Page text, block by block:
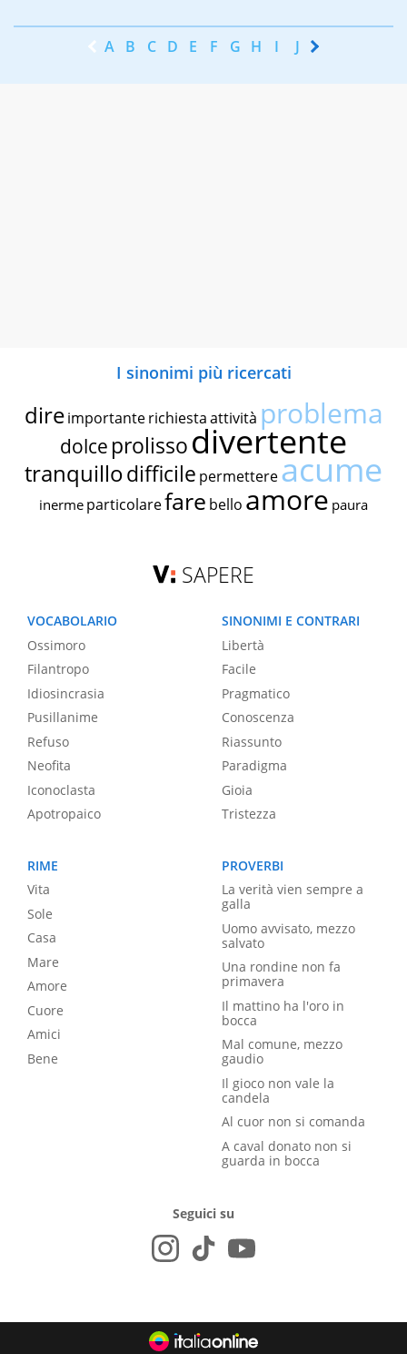
A B C D E F G H I J K
I sinonimi più ricercati
dire importante richiestaattività problema
dolce prolissodivertente
tranquillodifficile permettereacume
inerme particolarefare bello amore paura
SAPERE
VOCABOLARIO
Ossimoro
Filantropo
Idiosincrasia
Pusillanime
Refuso
Neofita
Iconoclasta
Apotropaico
SINONIMI E CONTRARI
Libertà
Facile
Pragmatico
Conoscenza
Riassunto
Paradigma
Gioia
Tristezza
RIME
Vita
Sole
Casa
Mare
Amore
Cuore
Amici
Bene
PROVERBI
La verità vien sempre a
galla
Uomo avvisato, mezzo
salvato
Una rondine non fa
primavera
Il mattino ha l'oro in
bocca
Mal comune, mezzo
gaudio
Il gioco non vale la
candela
Al cuor non si comanda
A caval donato non si
guarda in bocca
Seguici su